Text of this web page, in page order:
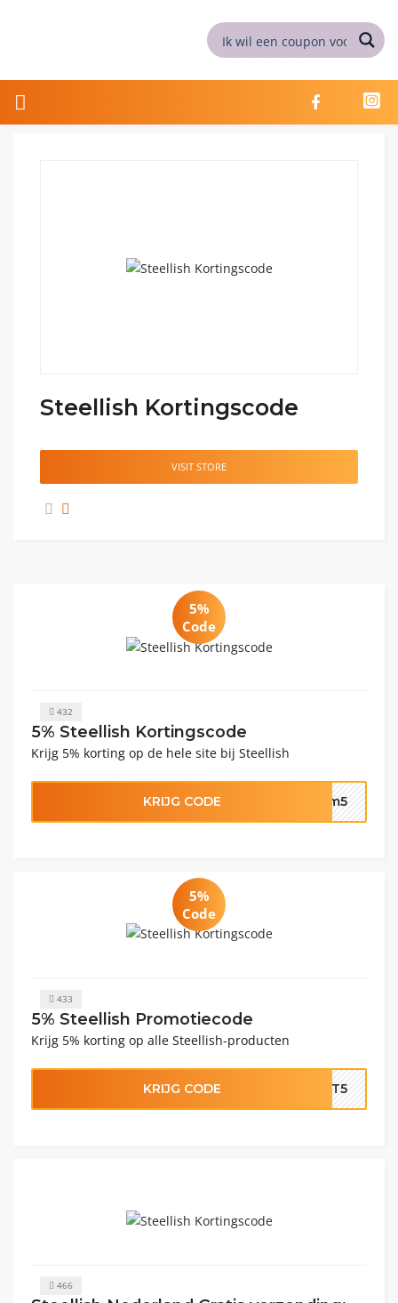
Steellish Kortingscode
VISIT STORE
5%
Code
432
5% Steellish Kortingscode
Krijg 5% korting op de hele site bij Steellish
KRIJG CODE kom5
5%
Code
433
5% Steellish Promotiecode
Krijg 5% korting op alle Steellish-producten
KRIJG CODE IFT5
466